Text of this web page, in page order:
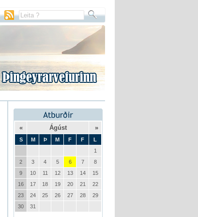
« Ágúst »
S M Þ M F F
L
1
2
3 4 5 6 7
8
9
10 11 12 13 14
15
16
17 18 19 20 21
22
23
24 25 26 27 28
29
30
31